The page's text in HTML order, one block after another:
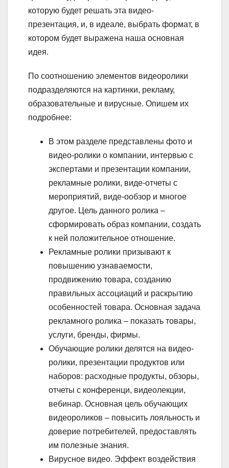
которую будет решать эта видео-
презентация, и, в идеале, выбрать формат, в
котором будет выражена наша основная
идея.
По соотношению элементов видеоролики
подразделяются на картинки, рекламу,
образовательные и вирусные. Опишем их
подробнее:
В этом разделе представлены фото и
видео-ролики о компании, интервью с
экспертами и презентации компании,
рекламные ролики, виде-отчеты с
мероприятий, виде-ообзор и многое
другое. Цель данного ролика –
сформировать образ компании, создать
к ней положительное отношение.
Рекламные ролики призывают к
повышению узнаваемости,
продвижению товара, созданию
правильных ассоциаций и раскрытию
особенностей товара. Основная задача
рекламного ролика – показать товары,
услуги, бренды, фирмы.
Обучающие ролики делятся на видео-
ролики, презентации продуктов или
наборов: расходные продукты, обзоры,
отчеты с конференци, видеолекции,
вебинар. Основная цель обучающих
видеороликов – повысить лояльность и
доверие потребителей, предоставлять
им полезные знания.
Вирусное видео. Эффект воздействия